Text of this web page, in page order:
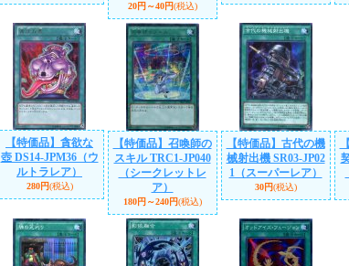
20円～40円(税込)
【特価品】貪欲な
壺 DS14-JPM36（ウ
ルトラレア）
280円(税込)
【特価品】召喚師の
スキル TRC1-JP040
（シークレットレ
ア）
180円～240円(税込)
【特価品】古代の機
械射出機 SR03-JP02
1（スーパーレア）
30円(税込)